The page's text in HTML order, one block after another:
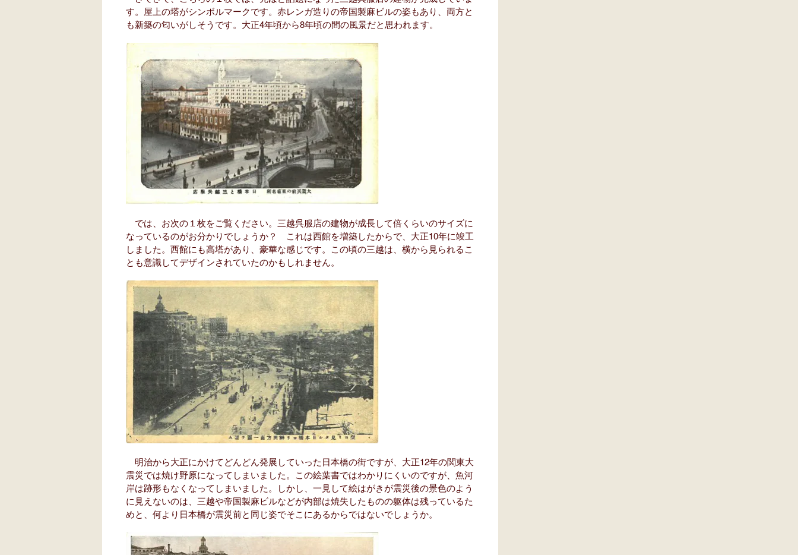
す。屋上の塔がシンボルマークです。赤レンガ造りの帝国製麻ビルの姿もあり、両方と
も新築の匂いがしそうです。大正4年頃から8年頃の間の風景だと思われます。
では、お次の１枚をご覧ください。三越呉服店の建物が成長して倍くらいのサイズに
なっているのがお分かりでしょうか？ これは西館を増築したからで、大正10年に竣工
しました。西館にも高塔があり、豪華な感じです。この頃の三越は、横から見られるこ
とも意識してデザインされていたのかもしれません。
明治から大正にかけてどんどん発展していった日本橋の街ですが、大正12年の関東大
震災では焼け野原になってしまいました。この絵葉書ではわかりにくいのですが、魚河
岸は跡形もなくなってしまいました。しかし、一見して絵はがきが震災後の景色のよう
に見えないのは、三越や帝国製麻ビルなどが内部は焼失したものの躯体は残っているた
めと、何より日本橋が震災前と同じ姿でそこにあるからではないでしょうか。